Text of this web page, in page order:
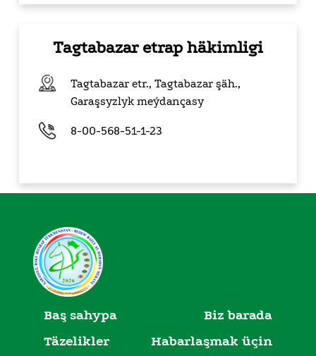
Tagtabazar etrap häkimligi
Tagtabazar etr., Tagtabazar şäh.,
Garaşsyzlyk meýdançasy
8-00-568-51-1-23
Baş sahypa
Biz barada
Täzelikler
Habarlaşmak üçin